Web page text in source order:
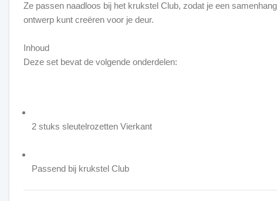
Ze passen naadloos bij het krukstel Club, zodat je een
ontwerp kunt creëren voor je deur.
Inhoud
Deze set bevat de volgende onderdelen:
2 stuks sleutelrozetten Vierkant
Passend bij krukstel Club